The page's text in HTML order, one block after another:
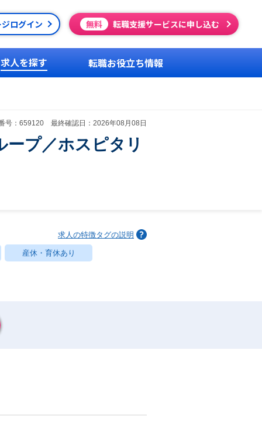
ログイン 無料 転職支援サービスに申し込む
求人を探す 転職お役立ち情報
号：659120 最終確認日：2026年08月08日
ープ／ホスピタリ
求人の特徴タグの説明
産休・育休あり